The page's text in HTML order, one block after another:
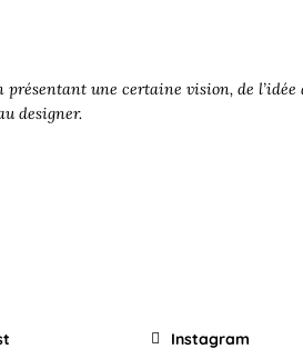
présentant une certaine vision, de l’idée
designer.
Instagram